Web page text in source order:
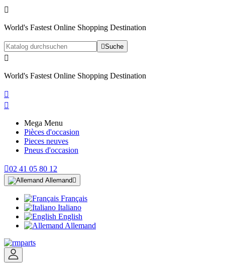

World's Fastest Online Shopping Destination
Suche

World's Fastest Online Shopping Destination


Mega Menu
Pièces d'occasion
Pieces neuves
Pneus d'occasion
02 41 05 80 12
Allemand 
Français
Italiano
English
Allemand